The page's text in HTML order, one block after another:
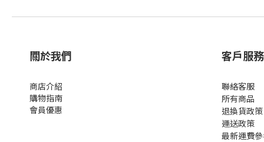
關於我們
商店介紹
購物指南
會員優惠
客戶服務
聯絡客服
所有商品
退換貨政策
運送政策
最新運費